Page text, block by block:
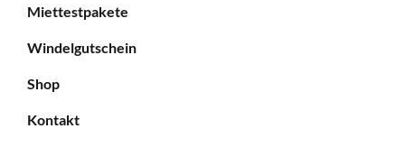
Miettestpakete
Windelgutschein
Shop
Kontakt